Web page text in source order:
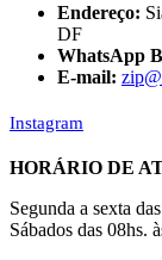
Endereço:
DF
WhatsApp
E-mail:
Instagram
HORÁRIO DE
Segunda a sexta
Sábados das 08hs.